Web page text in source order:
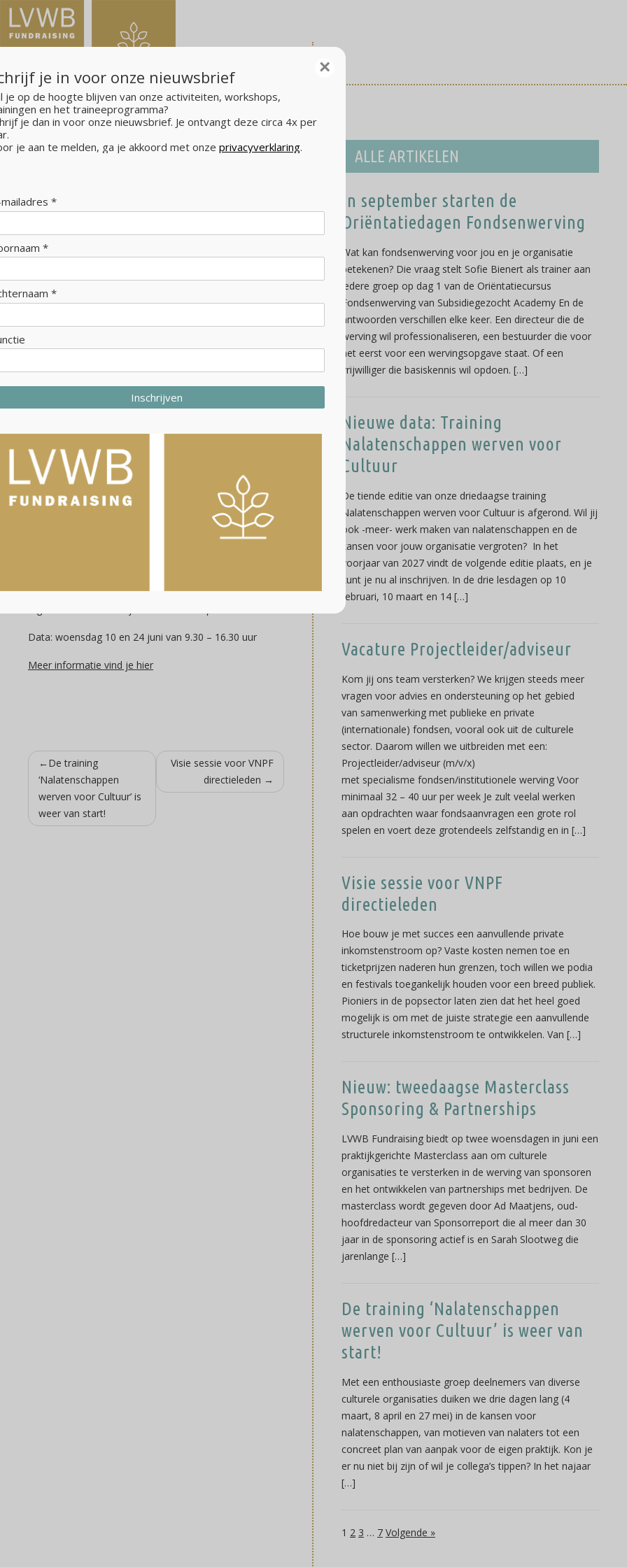
LVWB Fundraising>Actueel>Nieuw: tweedaagse
Nieuw: tweedaagse Masterclass
Sponsoring & Partnerships
LVWB Fundraising biedt op twee woensdagen in juni
organisaties te versterken in de werving van sponsoren
en het ontwikkelen van partnerships met bedrijven. De
jaar in de sponsoring actief is en Sarah Slootweg die
jarenlange ervaring heeft met sponsorwerving in de
Rotterdam en het Stedelijk Museum Amsterdam.
Deze Masterclass Sponsoring & Partnerships is bedoeld
voor professionals in de cultuursector die al eerste
stappen hebben gezet in sponsorwerving, development
en/of samenwerking met bedrijven, en zich hierin verder
willen verdiepen in sponsoring en samenwerking met
culturele organisatie werkt: je leert hoe je jouw
Data: woensdag 10 en 24 juni van 9.30 – 16.30 uur
Meer informatie vind je hier
Bericht
navigatie
De training
‘Nalatenschappen
werven voor Cultuur’ is
weer van start!
Visie sessie voor VNPF
directieleden
ALLE ARTIKELEN
In september starten de
Oriëntatiedagen Fondsenwerving
Wat kan fondsenwerving voor jou en je organisatie
betekenen? Die vraag stelt Sofie Bienert als trainer aan
iedere groep op dag 1 van de Oriëntatiecursus
Fondsenwerving van Subsidiegezocht Academy En de
antwoorden verschillen elke keer. Een directeur die de
werving wil professionaliseren, een bestuurder die voor
het eerst voor een wervingsopgave staat. Of een
vrijwilliger die basiskennis wil opdoen. […]
Nieuwe data: Training
Nalatenschappen werven voor
Cultuur
De tiende editie van onze driedaagse training
Nalatenschappen werven voor Cultuur is afgerond. Wil jij
ook -meer- werk maken van nalatenschappen en de
kansen voor jouw organisatie vergroten? In het
voorjaar van 2027 vindt de volgende editie plaats, en je
kunt je nu al inschrijven. In de drie lesdagen op 10
februari, 10 maart en 14 […]
Vacature Projectleider/adviseur
Kom jij ons team versterken? We krijgen steeds meer
vragen voor advies en ondersteuning op het gebied
van samenwerking met publieke en private
(internationale) fondsen, vooral ook uit de culturele
sector. Daarom willen we uitbreiden met een:
Projectleider/adviseur (m/v/x)
met specialisme fondsen/institutionele werving Voor
minimaal 32 – 40 uur per week Je zult veelal werken
aan opdrachten waar fondsaanvragen een grote rol
spelen en voert deze grotendeels zelfstandig en in […]
Visie sessie voor VNPF
directieleden
Hoe bouw je met succes een aanvullende private
inkomstenstroom op? Vaste kosten nemen toe en
ticketprijzen naderen hun grenzen, toch willen we podia
en festivals toegankelijk houden voor een breed publiek.
Pioniers in de popsector laten zien dat het heel goed
mogelijk is om met de juiste strategie een aanvullende
structurele inkomstenstroom te ontwikkelen. Van […]
Nieuw: tweedaagse Masterclass
Sponsoring & Partnerships
LVWB Fundraising biedt op twee woensdagen in juni een
praktijkgerichte Masterclass aan om culturele
organisaties te versterken in de werving van sponsoren
en het ontwikkelen van partnerships met bedrijven. De
masterclass wordt gegeven door Ad Maatjens, oud-
hoofdredacteur van Sponsorreport die al meer dan 30
jaar in de sponsoring actief is en Sarah Slootweg die
jarenlange […]
De training ‘Nalatenschappen
werven voor Cultuur’ is weer van
start!
Met een enthousiaste groep deelnemers van diverse
culturele organisaties duiken we drie dagen lang (4
maart, 8 april en 27 mei) in de kansen voor
nalatenschappen, van motieven van nalaters tot een
concreet plan van aanpak voor de eigen praktijk. Kon je
er nu niet bij zijn of wil je collega’s tippen? In het najaar
[…]
1 2 3 … 7 Volgende »
×
je in voor onze nieuwsbrief
je op de hoogte blijven van onze activiteiten, workshops,
en het traineeprogramma?
je dan in voor onze nieuwsbrief. Je ontvangt deze circa 4x per
je aan te melden, ga je akkoord met onze privacyverklaring.
*
*
*
Inschrijven